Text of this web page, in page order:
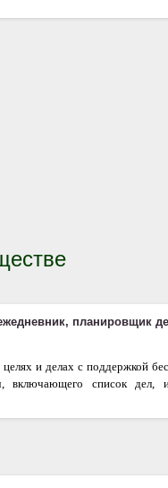
планировщик
и делах с поддержкой
включающего список дел,